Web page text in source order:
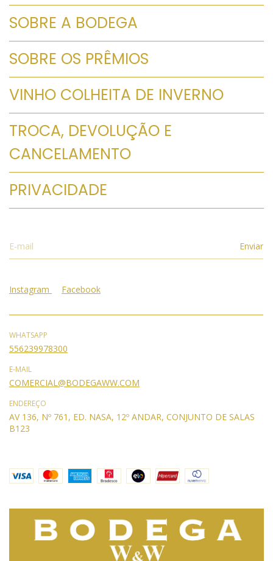
SOBRE A BODEGA
SOBRE OS PRÊMIOS
VINHO COLHEITA DE INVERNO
TROCA, DEVOLUÇÃO E
CANCELAMENTO
PRIVACIDADE
Instagram Facebook
WHATSAPP
556239978300
E-MAIL
COMERCIAL@BODEGAWW.COM
ENDEREÇO
AV 136, Nº 761, ED. NASA, 12º ANDAR, CONJUNTO DE SALAS
B123